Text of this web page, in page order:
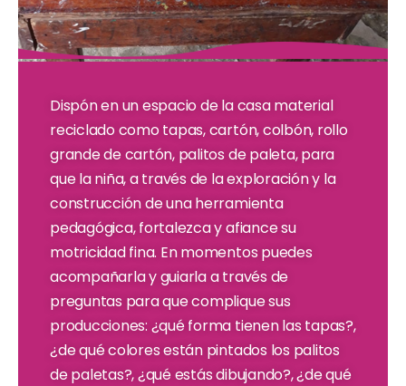
Dispón en un espacio de la casa material
reciclado como tapas, cartón, colbón, rollo
grande de cartón, palitos de paleta, para
que la niña, a través de la exploración y la
construcción de una herramienta
pedagógica, fortalezca y afiance su
motricidad fina. En momentos puedes
acompañarla y guiarla a través de
preguntas para que complique sus
producciones: ¿qué forma tienen las tapas?,
¿de qué colores están pintados los palitos
de paletas?, ¿qué estás dibujando?, ¿de qué